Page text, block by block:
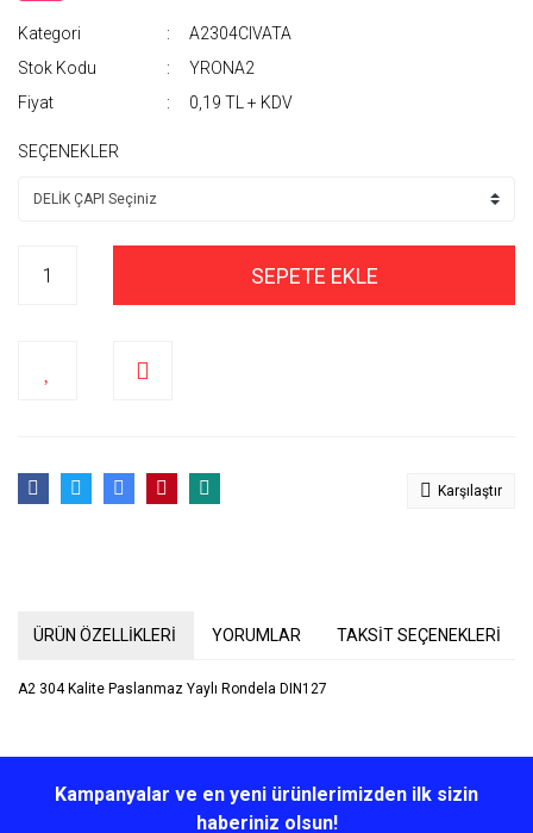
Kategori
A2304CIVATA
Stok Kodu
YRONA2
Fiyat
0,19 TL + KDV
SEÇENEKLER
SEPETE EKLE
Karşılaştır
ÜRÜN ÖZELLİKLERİ YORUMLAR TAKSİT SEÇENEKLERİ
A2 304 Kalite Paslanmaz Yaylı Rondela DIN127
Bu ürüne ilk yorumu siz yapın!
tarafımıza iletebilirsiniz.
Görüş ve önerileriniz için teşekkür ederiz.
Kampanyalar ve en yeni ürünlerimizden ilk sizin
haberiniz olsun!